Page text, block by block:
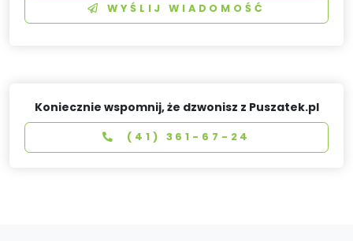
WYŚLIJ WIADOMOŚĆ
Koniecznie wspomnij, że dzwonisz z Puszatek.pl
(41) 361-67-24